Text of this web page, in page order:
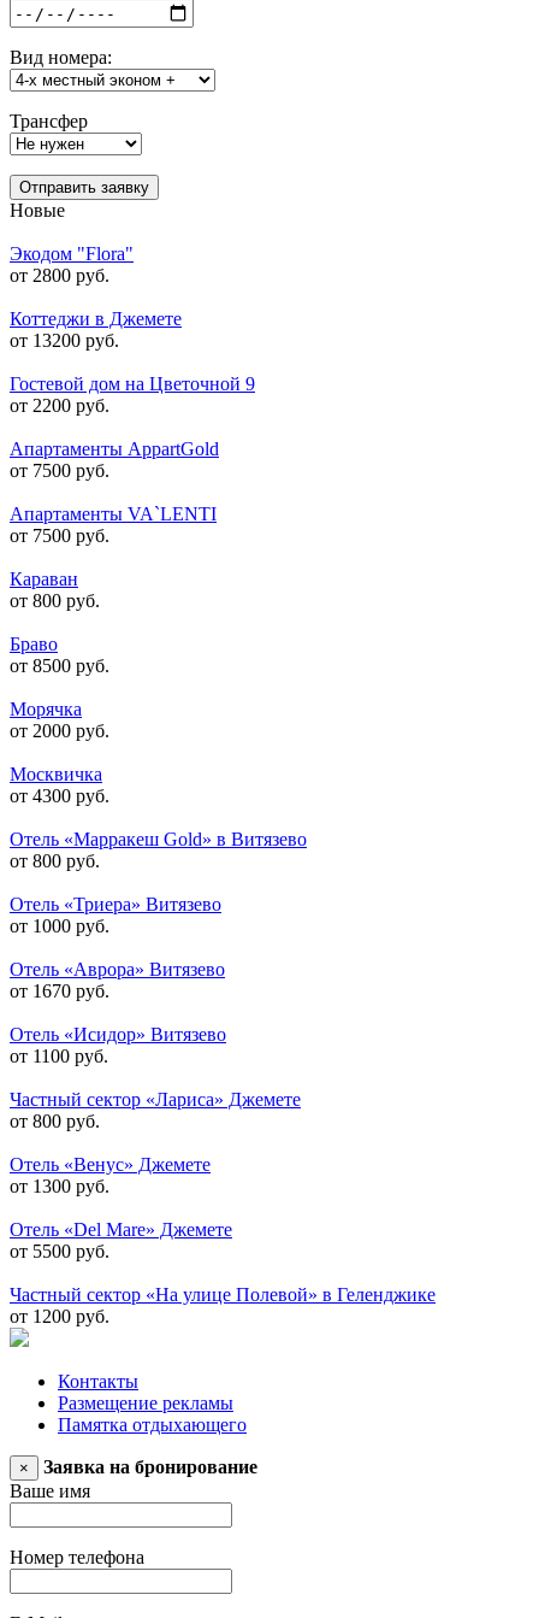
Вид номера:
Трансфер
Отправить заявку
Новые
Экодом "Flora"
от 2800 руб.
Коттеджи в Джемете
от 13200 руб.
Гостевой дом на Цветочной 9
от 2200 руб.
Апартаменты AppartGold
от 7500 руб.
Апартаменты VA`LENTI
от 7500 руб.
Караван
от 800 руб.
Браво
от 8500 руб.
Морячка
от 2000 руб.
Москвичка
от 4300 руб.
Отель «Марракеш Gold» в Витязево
от 800 руб.
Отель «Триера» Витязево
от 1000 руб.
Отель «Аврора» Витязево
от 1670 руб.
Отель «Исидор» Витязево
от 1100 руб.
Частный сектор «Лариса» Джемете
от 800 руб.
Отель «Венус» Джемете
от 1300 руб.
Отель «Del Mare» Джемете
от 5500 руб.
Частный сектор «На улице Полевой» в Геленджике
от 1200 руб.
Контакты
Размещение рекламы
Памятка отдыхающего
×
Заявка на бронирование
Ваше имя
Номер телефона